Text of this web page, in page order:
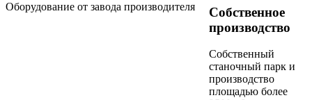
Оборудование от завода производителя
Собственное
производство
Собственный
станочный парк и
производство
площадью более